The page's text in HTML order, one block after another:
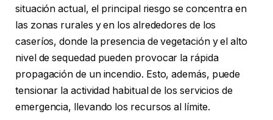
situación actual, el principal riesgo se concentra en
las zonas rurales y en los alrededores de los
caseríos, donde la presencia de vegetación y el alto
nivel de sequedad pueden provocar la rápida
propagación de un incendio. Esto, además, puede
tensionar la actividad habitual de los servicios de
emergencia, llevando los recursos al límite.